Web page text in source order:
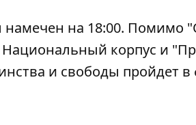
намечен на 18:00. Помимо
корпус и
и свободы пройдет